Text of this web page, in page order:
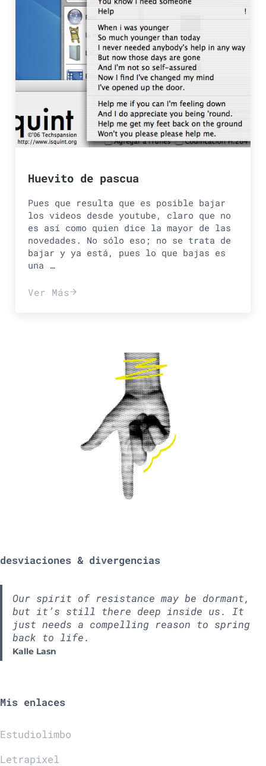
Huevito de pascua
Pues que resulta que es posible bajar
los videos desde youtube, claro que no
es así como quien dice la mayor de las
novedades. No sólo eso; no se trata de
bajar y ya está, pues lo que bajas es
una …
Ver MásHuevito de pascua
desviaciones & divergencias
Our spirit of resistance may be dormant,
but it’s still there deep inside us. It
just needs a compelling reason to spring
back to life.
Kalle Lasn
Mis enlaces
Estudiolimbo
Letrapixel